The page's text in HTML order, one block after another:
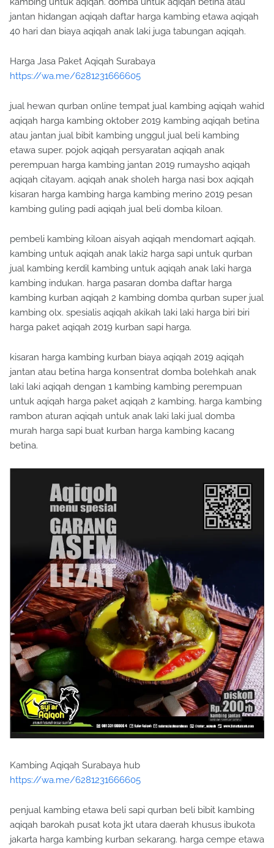
jantan hidangan aqiqah daftar harga kambing etawa aqiqah
40 hari dan biaya aqiqah anak laki juga tabungan aqiqah.
Harga Jasa Paket Aqiqah Surabaya
https://wa.me/6281231666605
jual hewan qurban online tempat jual kambing aqiqah wahid
aqiqah harga kambing oktober 2019 kambing aqiqah betina
atau jantan jual bibit kambing unggul jual beli kambing
etawa super. pojok aqiqah persyaratan aqiqah anak
perempuan harga kambing jantan 2019 rumaysho aqiqah
aqiqah citayam. aqiqah anak sholeh harga nasi box aqiqah
kisaran harga kambing harga kambing merino 2019 pesan
kambing guling padi aqiqah jual beli domba kiloan.
pembeli kambing kiloan aisyah aqiqah mendomart aqiqah.
kambing untuk aqiqah anak laki2 harga sapi untuk qurban
jual kambing kerdil kambing untuk aqiqah anak laki harga
kambing indukan. harga pasaran domba daftar harga
kambing kurban aqiqah 2 kambing domba qurban super jual
kambing olx. spesialis aqiqah akikah laki laki harga biri biri
harga paket aqiqah 2019 kurban sapi harga.
kisaran harga kambing kurban biaya aqiqah 2019 aqiqah
jantan atau betina harga konsentrat domba bolehkah anak
laki laki aqiqah dengan 1 kambing kambing perempuan
untuk aqiqah harga paket aqiqah 2 kambing. harga kambing
rambon aturan aqiqah untuk anak laki laki jual domba
murah harga sapi buat kurban harga kambing kacang
betina.
Kambing Aqiqah Surabaya hub
https://wa.me/6281231666605
penjual kambing etawa beli sapi qurban beli bibit kambing
aqiqah barokah pusat kota jkt utara daerah khusus ibukota
jakarta harga kambing kurban sekarang. harga cempe etawa